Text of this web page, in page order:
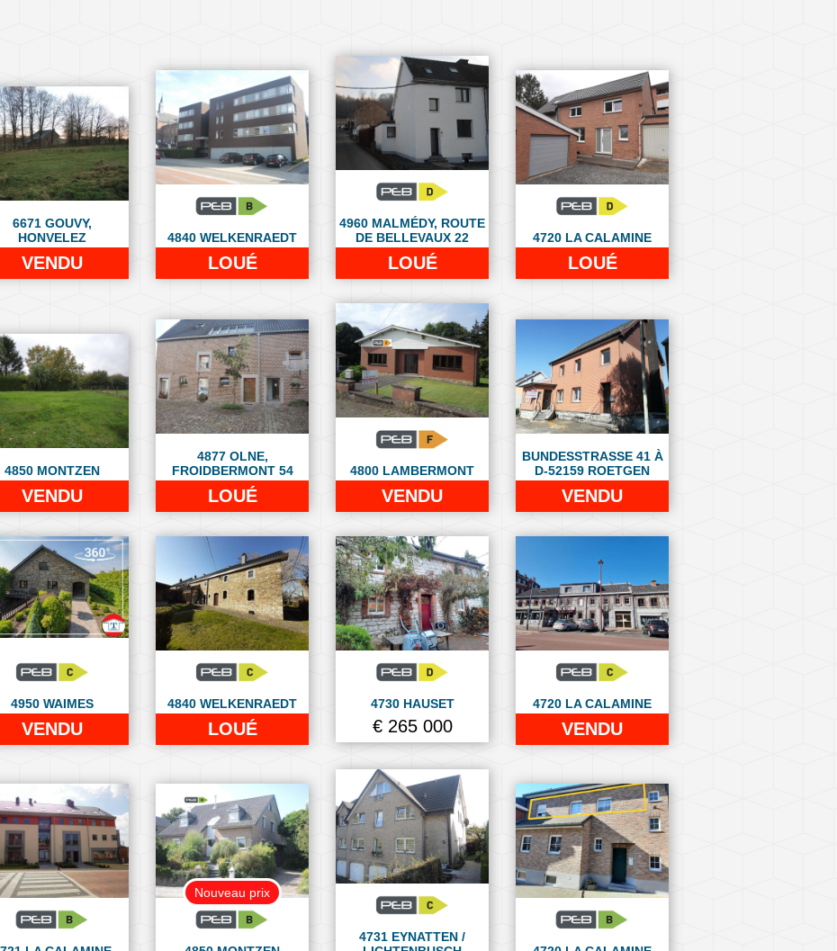
6671 GOUVY,
HONVELEZ
VENDU
4840 WELKENRAEDT
LOUÉ
4960 MALMÉDY, ROUTE
DE BELLEVAUX 22
LOUÉ
4720 LA CALAMINE
LOUÉ
4850 MONTZEN
VENDU
4877 OLNE,
FROIDBERMONT 54
LOUÉ
4800 LAMBERMONT
VENDU
BUNDESSTRASSE 41 À
D-52159 ROETGEN
VENDU
4950 WAIMES
VENDU
4840 WELKENRAEDT
LOUÉ
4730 HAUSET
€ 265 000
4720 LA CALAMINE
VENDU
Nouveau prix
4731 EYNATTEN /